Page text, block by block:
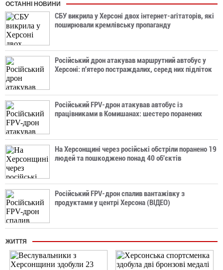
ОСТАННІ НОВИНИ
СБУ викрила у Херсоні двох інтернет-агітаторів, які
поширювали кремлівську пропаганду
Російський дрон атакував маршрутний автобус у
Херсоні: п'ятеро постраждалих, серед них підліток
Російський FPV-дрон атакував автобус із
працівниками в Комишанах: шестеро поранених
На Херсонщині через російські обстріли поранено 19
людей та пошкоджено понад 40 об'єктів
Російський FPV-дрон спалив вантажівку з
продуктами у центрі Херсона (ВІДЕО)
ЖИТТЯ